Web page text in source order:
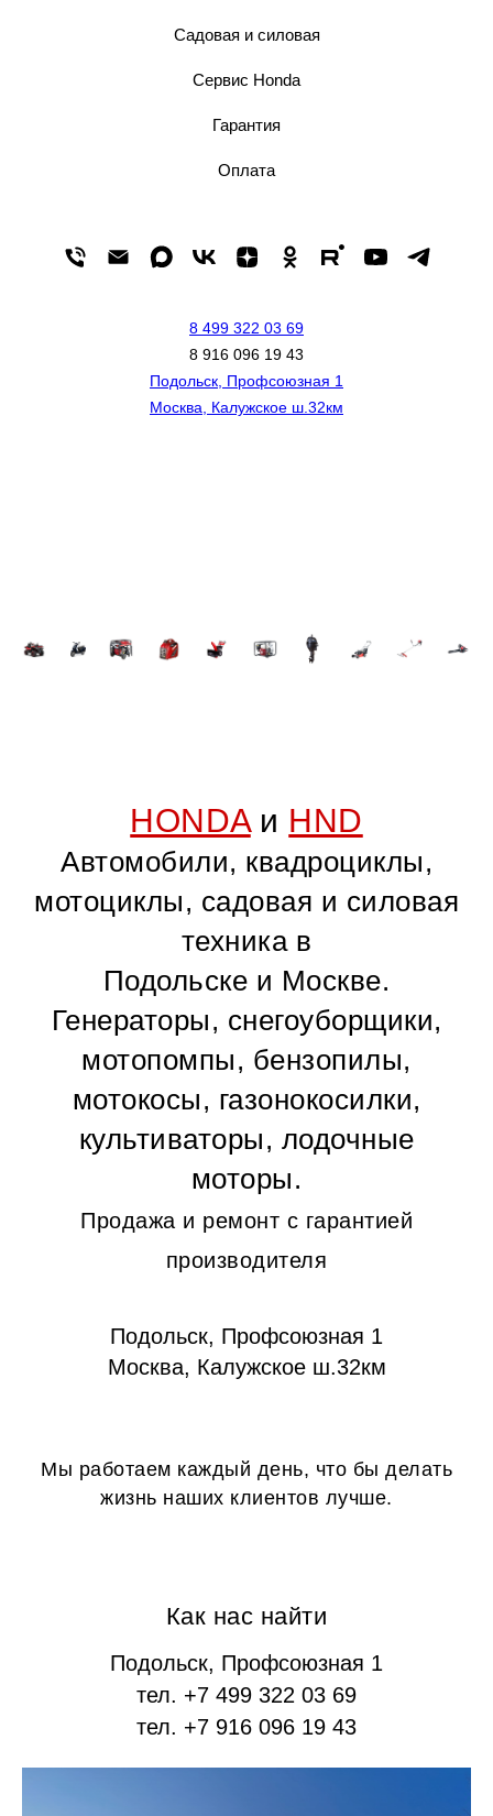
Садовая и силовая
Сервис Honda
Гарантия
Оплата
8 499 322 03 69
8 916 096 19 43
Подольск, Профсоюзная 1
Москва, Калужское ш.32км
HONDAи HND
Автомобили, квадроциклы,
мотоциклы, садовая и силовая
техника в
Подольске и Москве.
Генераторы, снегоуборщики,
мотопомпы, бензопилы,
мотокосы, газонокосилки,
культиваторы, лодочные
моторы.
Продажа и ремонт с гарантией
производителя
Подольск, Профсоюзная 1
Москва, Калужское ш.32км
Мы работаем каждый день, что бы делать
жизнь наших клиентов лучше.
Как нас найти
Подольск, Профсоюзная 1
тел. +7 499 322 03 69
тел. +7 916 096 19 43